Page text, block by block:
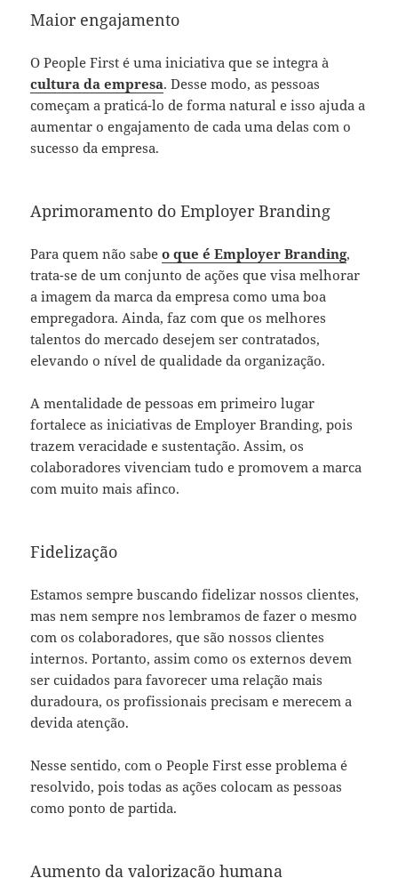
Maior engajamento
O People First é uma iniciativa que se integra à
cultura da empresa. Desse modo, as pessoas
começam a praticá-lo de forma natural e isso ajuda a
aumentar o engajamento de cada uma delas com o
sucesso da empresa.
Aprimoramento do Employer Branding
Para quem não sabeo que é Employer Branding,
trata-se de um conjunto de ações que visa melhorar
a imagem da marca da empresa como uma boa
empregadora. Ainda, faz com que os melhores
talentos do mercado desejem ser contratados,
elevando o nível de qualidade da organização.
A mentalidade de pessoas em primeiro lugar
fortalece as iniciativas de Employer Branding, pois
trazem veracidade e sustentação. Assim, os
colaboradores vivenciam tudo e promovem a marca
com muito mais afinco.
Fidelização
Estamos sempre buscando fidelizar nossos clientes,
mas nem sempre nos lembramos de fazer o mesmo
com os colaboradores, que são nossos clientes
internos. Portanto, assim como os externos devem
ser cuidados para favorecer uma relação mais
duradoura, os profissionais precisam e merecem a
devida atenção.
Nesse sentido, com o People First esse problema é
resolvido, pois todas as ações colocam as pessoas
como ponto de partida.
Aumento da valorização humana